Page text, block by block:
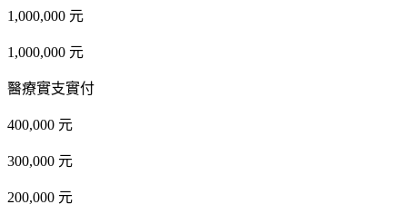
1,000,000 元
1,000,000 元
醫療實支實付
400,000 元
300,000 元
200,000 元